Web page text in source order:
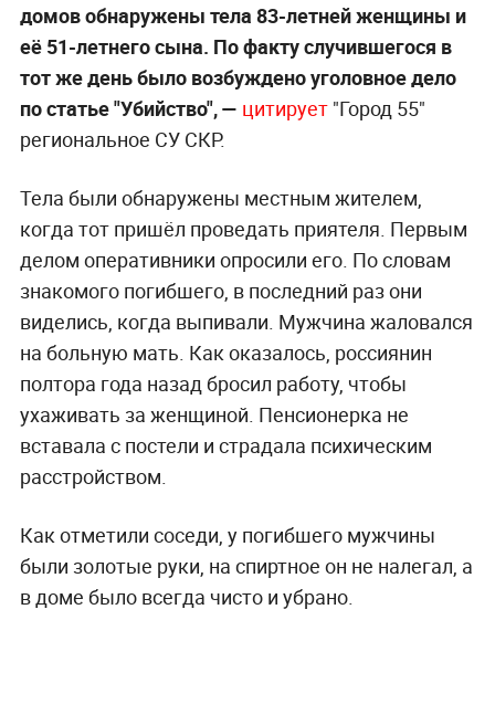
домов обнаружены тела 83-летней женщины и
её 51-летнего сына. По факту случившегося в
тот же день было возбуждено уголовное дело
по статье "Убийство", — цитирует"Город 55"
региональное СУ СКР.
Тела были обнаружены местным жителем,
когда тот пришёл проведать приятеля. Первым
делом оперативники опросили его. По словам
знакомого погибшего, в последний раз они
виделись, когда выпивали. Мужчина жаловался
на больную мать. Как оказалось, россиянин
полтора года назад бросил работу, чтобы
ухаживать за женщиной. Пенсионерка не
вставала с постели и страдала психическим
расстройством.
Как отметили соседи, у погибшего мужчины
были золотые руки, на спиртное он не налегал, а
в доме было всегда чисто и убрано.